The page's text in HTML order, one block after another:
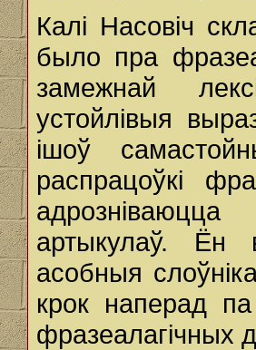
Калі Насовіч
было пра
замежнай
устойлівыя
ішоў
распрацоўкі
артыкулаў. Ён
асобныя
крок наперад
фразеалагічных